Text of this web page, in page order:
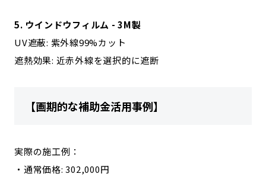
5. ウインドウフィルム - 3M製
UV遮蔽: 紫外線99%カット
遮熱効果: 近赤外線を選択的に遮断
【画期的な補助金活用事例】
実際の施工例：
・通常価格: 302,000円